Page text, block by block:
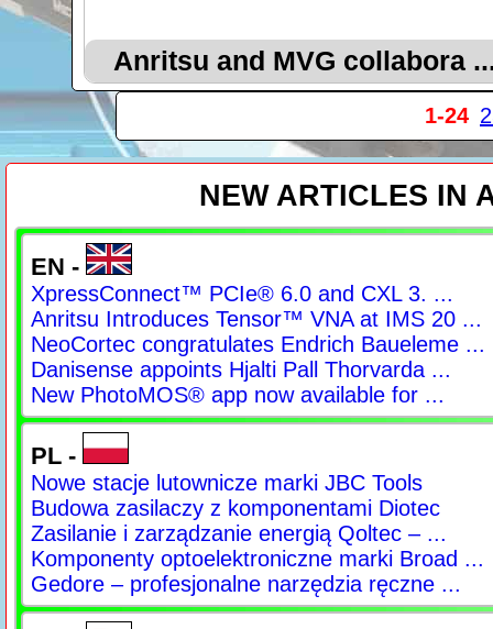
Anritsu and MVG collabora
1-24
NEW ARTICLES IN
EN -
XpressConnect™ PCIe® 6.0 and CXL 3. ...
Anritsu Introduces Tensor™ VNA at IMS 20 ...
NeoCortec congratulates Endrich Baueleme ...
Danisense appoints Hjalti Pall Thorvarda ...
New PhotoMOS® app now available for ...
PL -
Nowe stacje lutownicze marki JBC Tools
Budowa zasilaczy z komponentami Diotec
Zasilanie i zarządzanie energią Qoltec – ...
Komponenty optoelektroniczne marki Broad ...
Gedore – profesjonalne narzędzia ręczne ...